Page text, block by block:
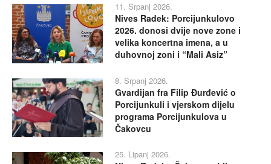
11. Srpanj 2026.
Nives Radek: Porcijunkulovo
2026. donosi dvije nove zone i
velika koncertna imena, a u
duhovnoj zoni i “Mali Asiz”
8. Srpanj 2026.
Gvardijan fra Filip Đurđević o
Porcijunkuli i vjerskom dijelu
programa Porcijunkulova u
Čakovcu
25. Lipanj 2026.